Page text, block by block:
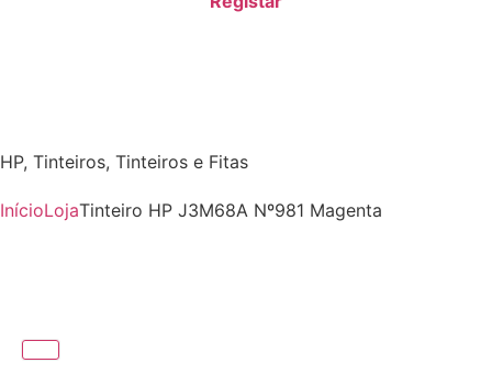
HP, Tinteiros, Tinteiros e Fitas
InícioLojaTinteiro HP J3M68A Nº981 Magenta